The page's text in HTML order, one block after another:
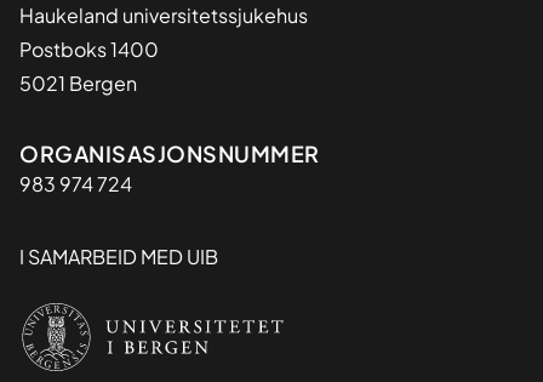
Haukeland universitetssjukehus
Postboks 1400
5021 Bergen
Organisasjon
ORGANISASJONSNUMMER
983 974 724
I SAMARBEID MED UIB